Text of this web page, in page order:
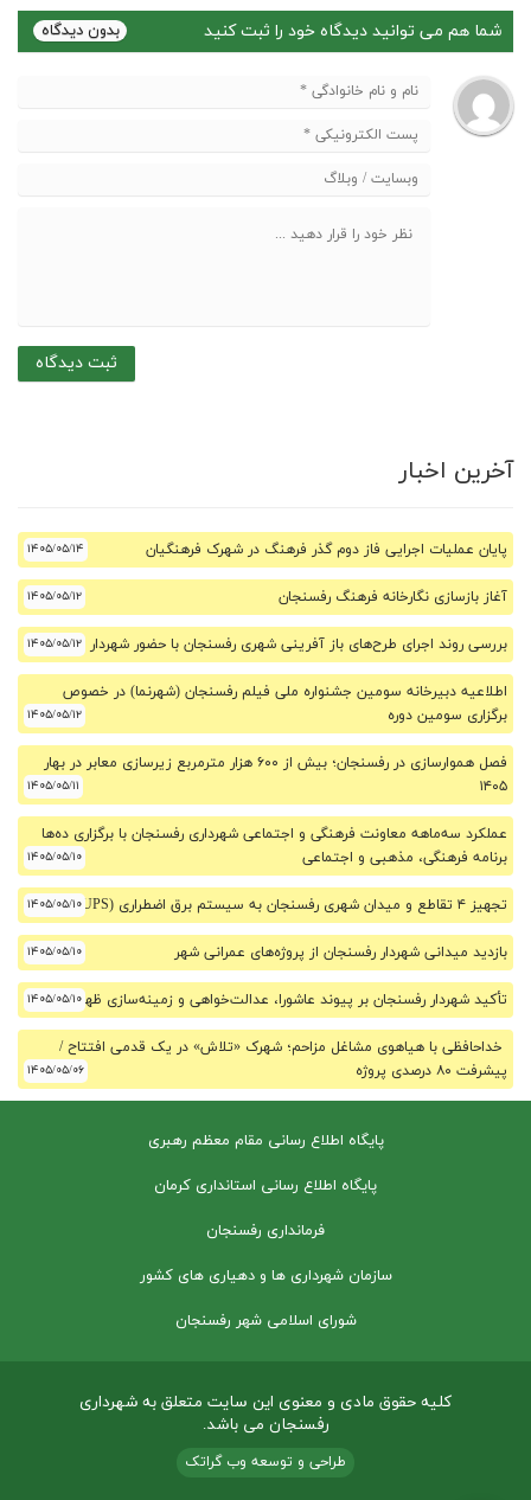
شما هم می توانید دیدگاه خود را ثبت کنید
آخرین اخبار
پایان عملیات اجرایی فاز دوم گذر فرهنگ در شهرک فرهنگیان ۱۴۰۵/۰۵/۱۴
آغاز بازسازی نگارخانه فرهنگ رفسنجان ۱۴۰۵/۰۵/۱۲
بررسی روند اجرای طرح‌های باز آفرینی شهری رفسنجان با حضور شهردار ۱۴۰۵/۰۵/۱۲
اطلاعیه دبیرخانه سومین جشنواره ملی فیلم رفسنجان (شهرنما) در خصوص
برگزاری سومین دوره
۱۴۰۵/۰۵/۱۲
فصل هموارسازی در رفسنجان؛ بیش از ۶۰۰ هزار مترمربع زیرسازی معابر در بهار
۱۴۰۵
۱۴۰۵/۰۵/۱۱
عملکرد سه‌ماهه معاونت فرهنگی و اجتماعی شهرداری رفسنجان با برگزاری ده‌ها
برنامه فرهنگی، مذهبی و اجتماعی
۱۴۰۵/۰۵/۱۰
تجهیز ۴ تقاطع و میدان شهری رفسنجان به سیستم برق اضطراری (UPS) ۱۴۰۵/۰۵/۱۰
بازدید میدانی شهردار رفسنجان از پروژه‌های عمرانی شهر ۱۴۰۵/۰۵/۱۰
تأکید شهردار رفسنجان بر پیوند عاشورا، عدالت‌خواهی و زمینه‌سازی ظهور۱۴۰۵/۰۵/۱۰
خداحافظی با هیاهوی مشاغل مزاحم؛ شهرک «تلاش» در یک قدمی افتتاح /
پیشرفت ۸۰ درصدی پروژه
۱۴۰۵/۰۵/۰۶
پایگاه اطلاع رسانی مقام معظم رهبری
پایگاه اطلاع رسانی استانداری کرمان
فرمانداری رفسنجان
سازمان شهرداری ها و دهیاری های کشور
شورای اسلامی شهر رفسنجان
کلیه حقوق مادی و معنوی این سایت متعلق به شهرداری
رفسنجان می باشد.
طراحی و توسعه وب گراتک